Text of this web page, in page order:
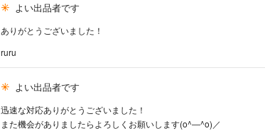
よい出品者です
ありがとうございました！
ruru
よい出品者です
迅速な対応ありがとうございました！
また機会がありましたらよろしくお願いします(o^―^o)／